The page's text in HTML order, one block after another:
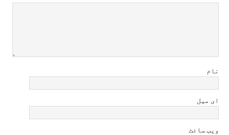
نام
ای میل
ویب سائٹ